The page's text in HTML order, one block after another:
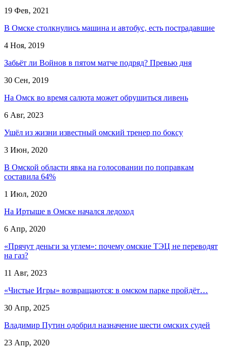
19 Фев, 2021
В Омске столкнулись машина и автобус, есть пострадавшие
4 Ноя, 2019
Забьёт ли Войнов в пятом матче подряд? Превью дня
30 Сен, 2019
На Омск во время салюта может обрушиться ливень
6 Авг, 2023
Ушёл из жизни известный омский тренер по боксу
3 Июн, 2020
В Омской области явка на голосовании по поправкам
составила 64%
1 Июл, 2020
На Иртыше в Омске начался ледоход
6 Апр, 2020
«Прячут деньги за углем»: почему омские ТЭЦ не переводят
на газ?
11 Авг, 2023
«Чистые Игры» возвращаются: в омском парке пройдёт…
30 Апр, 2025
Владимир Путин одобрил назначение шести омских судей
23 Апр, 2020